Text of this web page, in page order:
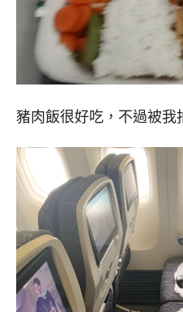
豬肉飯很好吃，不過被我